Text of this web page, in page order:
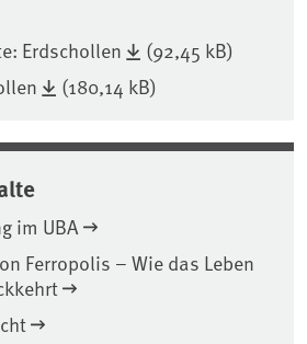
Erdschollen
(92,45 kB)
(180,14 kB)
im UBA
Ferropolis – Wie das Leben